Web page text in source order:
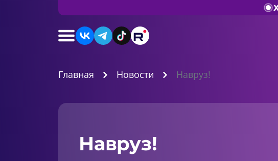
Главная Новости Навруз!
Навруз!